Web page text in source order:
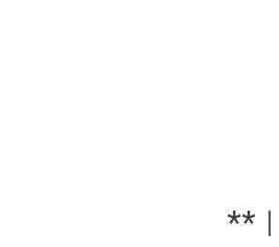
** La